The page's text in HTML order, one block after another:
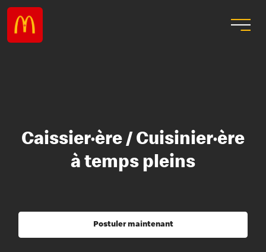
Caissier·ère / Cuisinier·ère
à temps pleins
Postuler maintenant